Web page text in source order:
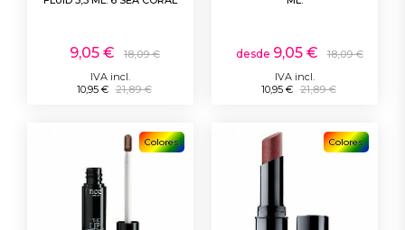
9,05 €
18,09 €
IVA incl.
10,95 € 21,89 €
desde 9,05 €
18,09 €
IVA incl.
10,95 € 21,89 €
Colores Colores